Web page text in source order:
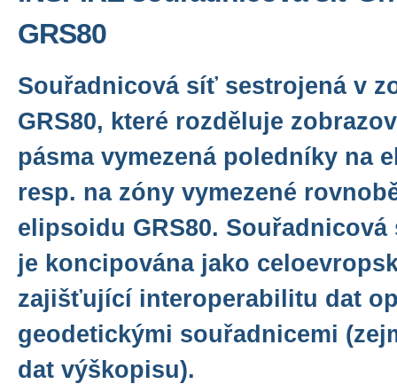
GRS80
Souřadnicová síť sestrojená v
GRS80, které rozděluje
pásma vymezená poledníky na
resp. na zóny vymezené
elipsoidu GRS80. Souřadnicová
je koncipována jako
zajišťující interoperabilitu dat
geodetickými souřadnicemi
dat výškopisu).